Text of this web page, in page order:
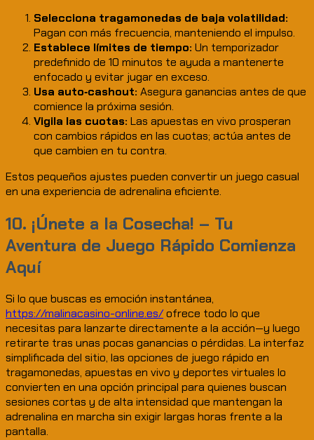
Selecciona tragamonedas de baja volatilidad:
Pagan con más frecuencia, manteniendo el impulso.
Establece límites de tiempo: Un temporizador
predefinido de 10 minutos te ayuda a mantenerte
enfocado y evitar jugar en exceso.
Usa auto‑cashout: Asegura ganancias antes de que
comience la próxima sesión.
Vigila las cuotas: Las apuestas en vivo prosperan
con cambios rápidos en las cuotas; actúa antes de
que cambien en tu contra.
Estos pequeños ajustes pueden convertir un juego casual
en una experiencia de adrenalina eficiente.
10. ¡Únete a la Cosecha! – Tu
Aventura de Juego Rápido Comienza
Aquí
Si lo que buscas es emoción instantánea,
https://malinacasino-online.es/ofrece todo lo que
necesitas para lanzarte directamente a la acción—y luego
retirarte tras unas pocas ganancias o pérdidas. La interfaz
simplificada del sitio, las opciones de juego rápido en
tragamonedas, apuestas en vivo y deportes virtuales lo
convierten en una opción principal para quienes buscan
sesiones cortas y de alta intensidad que mantengan la
adrenalina en marcha sin exigir largas horas frente a la
pantalla.